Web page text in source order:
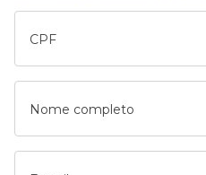
CPF
Nome completo